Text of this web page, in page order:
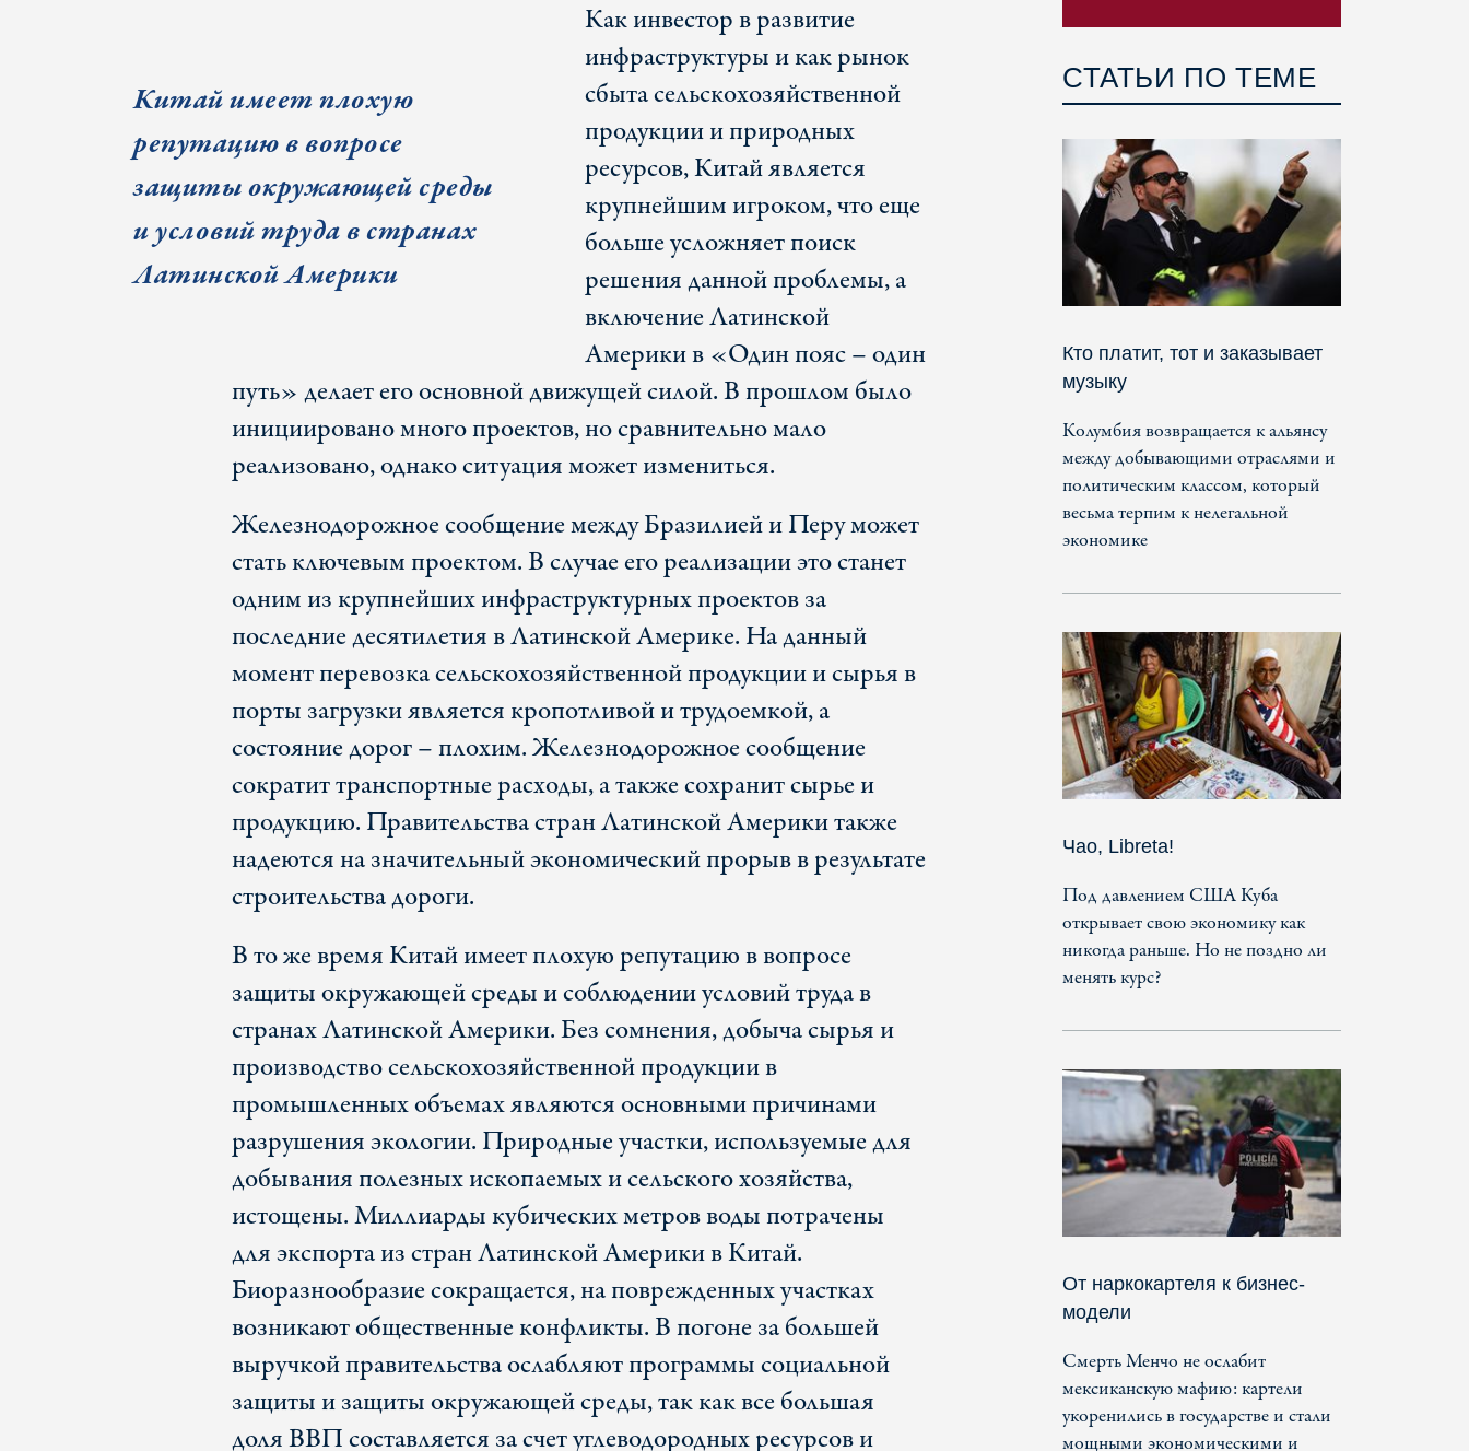
Китай имеет плохую
репутацию в вопросе
защиты окружающей среды
и условий труда в странах
Латинской Америки
Как инвестор в развитие
инфраструктуры и как рынок
сбыта сельскохозяйственной
продукции и природных
ресурсов, Китай является
крупнейшим игроком, что еще
больше усложняет поиск
решения данной проблемы, а
включение Латинской
Америки в «Один пояс – один
путь» делает его основной движущей силой. В прошлом было
инициировано много проектов, но сравнительно мало
реализовано, однако ситуация может измениться.
Железнодорожное сообщение между Бразилией и Перу может
стать ключевым проектом. В случае его реализации это станет
одним из крупнейших инфраструктурных проектов за
последние десятилетия в Латинской Америке. На данный
момент перевозка сельскохозяйственной продукции и сырья в
порты загрузки является кропотливой и трудоемкой, а
состояние дорог – плохим. Железнодорожное сообщение
сократит транспортные расходы, а также сохранит сырье и
продукцию. Правительства стран Латинской Америки также
надеются на значительный экономический прорыв в результате
строительства дороги.
В то же время Китай имеет плохую репутацию в вопросе
защиты окружающей среды и соблюдении условий труда в
странах Латинской Америки. Без сомнения, добыча сырья и
производство сельскохозяйственной продукции в
промышленных объемах являются основными причинами
разрушения экологии. Природные участки, используемые для
добывания полезных ископаемых и сельского хозяйства,
истощены. Миллиарды кубических метров воды потрачены
для экспорта из стран Латинской Америки в Китай.
Биоразнообразие сокращается, на поврежденных участках
возникают общественные конфликты. В погоне за большей
выручкой правительства ослабляют программы социальной
защиты и защиты окружающей среды, так как все большая
доля ВВП составляется за счет углеводородных ресурсов и
СТАТЬИ ПО ТЕМЕ
Кто платит, тот и заказывает
музыку
Колумбия возвращается к альянсу
между добывающими отраслями и
политическим классом, который
весьма терпим к нелегальной
экономике
Чао, Libreta!
Под давлением США Куба
открывает свою экономику как
никогда раньше. Но не поздно ли
менять курс?
От наркокартеля к бизнес-
модели
Смерть Менчо не ослабит
мексиканскую мафию: картели
укоренились в государстве и стали
мощными экономическими и